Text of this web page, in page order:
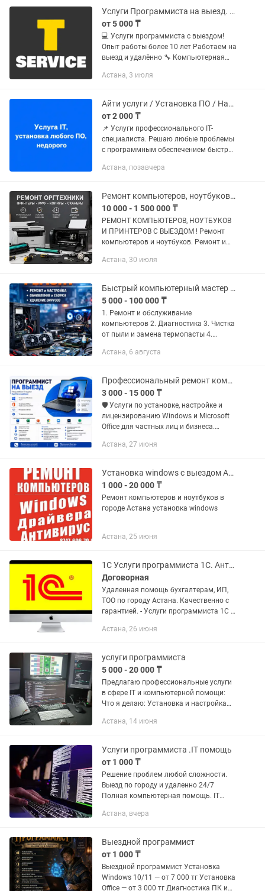
существующих...
Услуги Программиста на выезд. Установка windows. Ремонт ноутбуков.
от 5 000 ₸
💻 Услуги программиста с выездом!
Опыт работы более 10 лет Работаем на
выезд и удалённо 🔧 Компьютерная
переустановка Windows / Mac / Linux
Астана, 3 июля
Айти услуги / Установка ПО / Настройка ПК (НЕДОРОГО )
от 2 000 ₸
📌 Услуги профессионального IT-
специалиста. Решаю любые проблемы
с программным обеспечением быстро
городу (удаленно / с выездом). ✔
Астана, позавчера
Ремонт компьютеров, ноутбуков и принтеров.
10 000 - 1 500 000 ₸
РЕМОНТ КОМПЬЮТЕРОВ, НОУТБУКОВ
И ПРИНТЕРОВ С ВЫЕЗДОМ ! Ремонт
компьютеров и ноутбуков. Ремонт и
и на дом Быстро, Качественно,
Астана, 30 июля
Быстрый компьютерный мастер у вас дома
5 000 - 100 000 ₸
1. Ремонт и обслуживание
компьютеров 2. Диагностика 3. Чистка
от пыли и замена термопасты 4.
5. Удаление вирусов и майнеров 6.
Астана, 6 августа
Профессиональный ремонт компьютеров и ноутбуков, Установка Windows 10/11
3 000 - 15 000 ₸
🛡️ Услуги по установке, настройке и
лицензированию Windows и Microsoft
Office для частных лиц и бизнеса.
(ИП, стаж 10+ лет). Работаю с
Астана, 27 июня
Установка windows с выездом Астана
1 000 - 20 000 ₸
Ремонт компьютеров и ноутбуков в
городе Астана установка windows
Астана, 25 июня
1C Услуги программиста 1С. Антивирус. Астана
Договорная
Удаленная помощь бухгалтерам, ИП,
ТОО по городу Астана. Качественно с
гарантией. - Услуги программиста 1С -
программы 1С Бухгалтерия для
Астана, 26 июня
услуги программиста
5 000 - 20 000 ₸
Предлагаю профессиональные услуги
в сфере IT и компьютерной помощи:
Что я делаю: Установка и настройка
Office (Word, Excel, PowerPoint и др.)
Астана, 14 июня
Услуги программиста .IT помощь
от 1 000 ₸
Решение проблем любой сложности.
Выезд по городу и удаленно 24/7
Полная компьютерная помощь. IT
программиста 1. Переустановка
Установка,...
Астана, вчера
Выездной программист
от 1 000 ₸
Выездной программист Установка
Windows 10/11 — от 7 000 тг Установка
Office — от 3 000 тг Диагностика ПК и